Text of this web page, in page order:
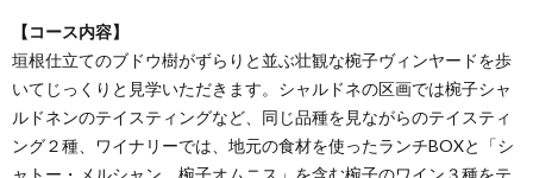
【コース内容】
垣根仕立てのブドウ樹がずらりと並ぶ壮観な椀子ヴィンヤードを歩
いてじっくりと見学いただきます。シャルドネの区画では椀子シャ
ルドネンのテイスティングなど、同じ品種を見ながらのテイスティ
ング２種、ワイナリーでは、地元の食材を使ったランチBOXと「シ